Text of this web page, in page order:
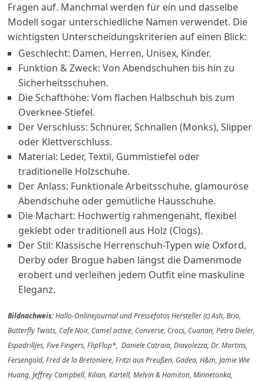
Fragen auf. Manchmal werden für ein und dasselbe
Modell sogar unterschiedliche Namen verwendet. Die
wichtigsten Unterscheidungskriterien auf einen Blick:
Geschlecht: Damen, Herren, Unisex, Kinder.
Funktion & Zweck: Von Abendschuhen bis hin zu
Sicherheitsschuhen.
Die Schafthöhe: Vom flachen Halbschuh bis zum
Overknee-Stiefel.
Der Verschluss: Schnürer, Schnallen (Monks), Slipper
oder Klettverschluss.
Material: Leder, Textil, Gummistiefel oder
traditionelle Holzschuhe.
Der Anlass: Funktionale Arbeitsschuhe, glamouröse
Abendschuhe oder gemütliche Hausschuhe.
Die Machart: Hochwertig rahmengenäht, flexibel
geklebt oder traditionell aus Holz (Clogs).
Der Stil: Klassische Herrenschuh-Typen wie Oxford,
Derby oder Brogue haben längst die Damenmode
erobert und verleihen jedem Outfit eine maskuline
Eleganz.
Bildnachweis:Hallo-Onlinejournal und Pressefotos Hersteller (c) Ash, Brio,
Butterfly Twists, Cafe Noir, Camel active, Converse, Crocs, Cuanan, Petra Dieler,
Espadrilljes, Five Fingers, FlipFlop*, Daniele Catraia, Diavolezza, Dr. Martins,
Fersengold, Fred de la Bretoniere, Fritzi aus Preußen, Gadea, H&m, Jamie Wie
Huang, Jeffrey Campbell, Kilian, Kartell, Melvin & Hamiton, Minnetonka,